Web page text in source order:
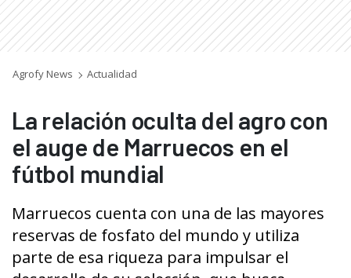
Agrofy News Actualidad
La relación oculta del agro con
el auge de Marruecos en el
fútbol mundial
Marruecos cuenta con una de las mayores
reservas de fosfato del mundo y utiliza
parte de esa riqueza para impulsar el